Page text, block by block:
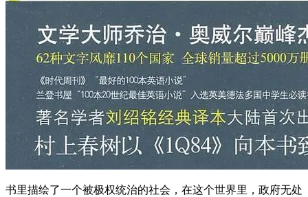
书里描绘了一个被极权统治的社会，在这个世界里，政府无处